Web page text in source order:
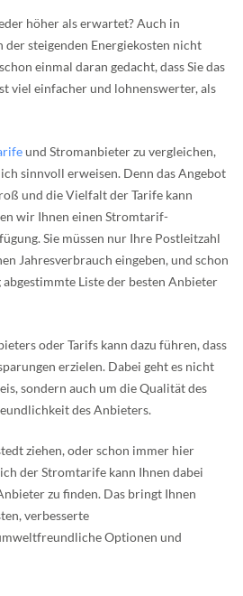
höher als erwartet? Auch in
der steigenden Energiekosten nicht
einmal daran gedacht, dass Sie das
viel einfacher und lohnenswerter, als
und Stromanbieter zu vergleichen,
sinnvoll erweisen. Denn das Angebot
und die Vielfalt der Tarife kann
wir Ihnen einen Stromtarif-
Sie müssen nur Ihre Postleitzahl
Jahresverbrauch eingeben, und schon
Liste der besten Anbieter
oder Tarifs kann dazu führen, dass
erzielen. Dabei geht es nicht
sondern auch um die Qualität des
des Anbieters.
ziehen, oder schon immer hier
der Stromtarife kann Ihnen dabei
zu finden. Das bringt Ihnen
verbesserte
Optionen und